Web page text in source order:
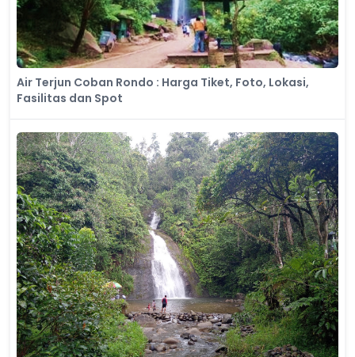
Air Terjun Coban Rondo : Harga Tiket, Foto, Lokasi,
Fasilitas dan Spot